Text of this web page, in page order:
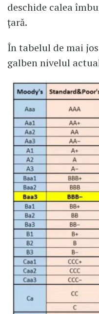
deschide calea
țară.
În tabelul de mai
galben nivelul